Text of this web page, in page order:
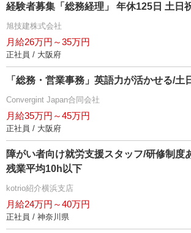
経験者募集「総務経理」 年休125日 土日
旭技建株式会社
月給26万円～35万円
正社員 / 大阪府
「総務・営業事務」英語力が活かせる/土
Convergint Japan合同会社
月給35万円～45万円
正社員 / 大阪府
障がい者向け就労支援スタッフ/研修制度
残業平均10h以下
kotrio紹介横浜支店
月給24万円～40万円
正社員 / 神奈川県